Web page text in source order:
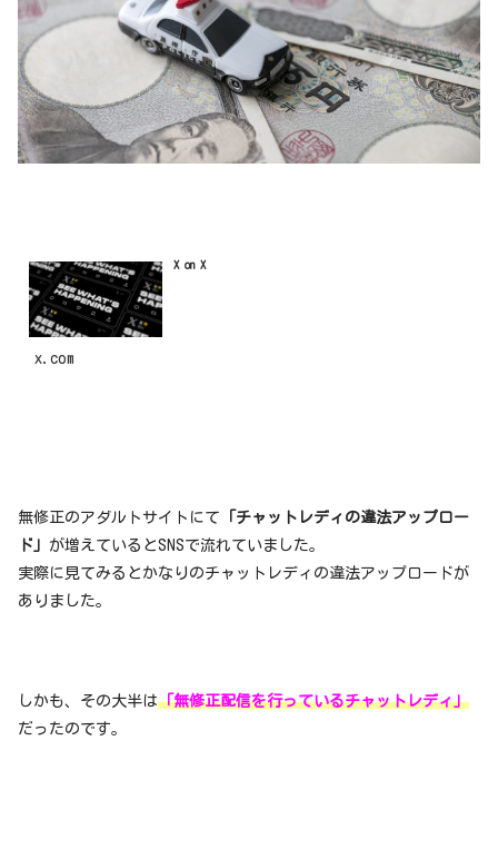
X on X
x.com
無修正のアダルトサイトにて 「チャットレディの違法アップロー
ド」 が増えているとSNSで流れていました。
実際に見てみるとかなりのチャットレディの違法アップロードが
ありました。
しかも、その大半は「無修正配信を行っているチャットレディ」
だったのです。